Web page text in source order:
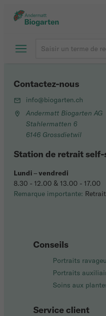
Conseils
Portraits
Portraits
Soins aux
Service client
Contactez-nous
info@biogarten.ch
Andermatt Biogarten AG
Stahlermatten 6
6146 Grossdietwil
Station de retrait
Lundi –vendredi
8.30 - 12.00 & 13.00 - 17.00
Remarque importante: